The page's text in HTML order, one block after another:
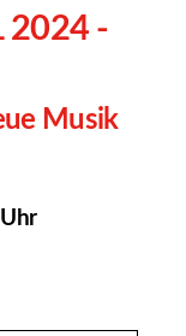
2024 -
Musik